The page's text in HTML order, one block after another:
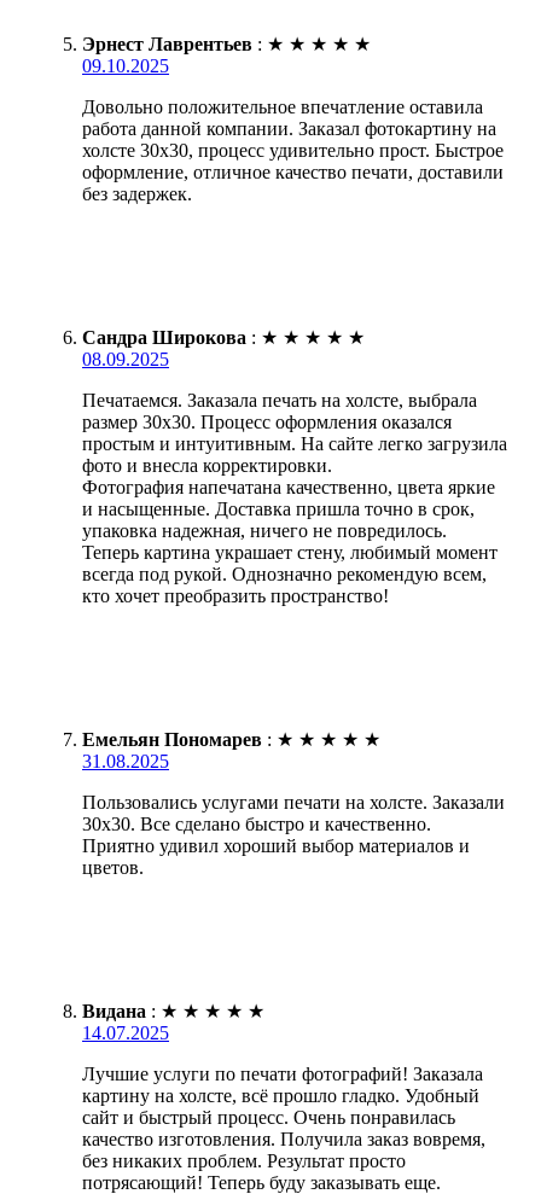
Эрнест Лаврентьев : ★ ★ ★ ★ ★
09.10.2025
Довольно положительное впечатление оставила
работа данной компании. Заказал фотокартину на
холсте 30х30, процесс удивительно прост. Быстрое
оформление, отличное качество печати, доставили
без задержек.
Сандра Широкова : ★ ★ ★ ★ ★
08.09.2025
Печатаемся. Заказала печать на холсте, выбрала
размер 30х30. Процесс оформления оказался
простым и интуитивным. На сайте легко загрузила
фото и внесла корректировки.
Фотография напечатана качественно, цвета яркие
и насыщенные. Доставка пришла точно в срок,
упаковка надежная, ничего не повредилось.
Теперь картина украшает стену, любимый момент
всегда под рукой. Однозначно рекомендую всем,
кто хочет преобразить пространство!
Емельян Пономарев : ★ ★ ★ ★ ★
31.08.2025
Пользовались услугами печати на холсте. Заказали
30х30. Все сделано быстро и качественно.
Приятно удивил хороший выбор материалов и
цветов.
Видана : ★ ★ ★ ★ ★
14.07.2025
Лучшие услуги по печати фотографий! Заказала
картину на холсте, всё прошло гладко. Удобный
сайт и быстрый процесс. Очень понравилась
качество изготовления. Получила заказ вовремя,
без никаких проблем. Результат просто
потрясающий! Теперь буду заказывать еще.